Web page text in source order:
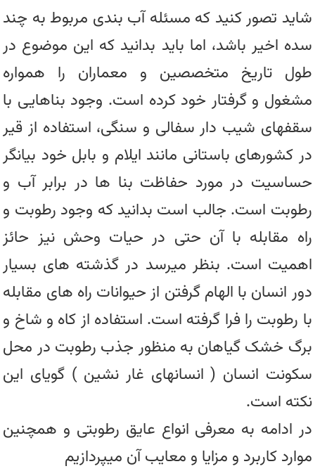
شاید تصور کنید که مسئله آب بندی مربوط به چند
سده اخیر باشد، اما باید بدانید که این موضوع در
طول تاریخ متخصصین و معماران را همواره
مشغول و گرفتار خود کرده است. وجود بناهایی با
سقفهای شیب دار سفالی و سنگی، استفاده از قیر
در کشورهای باستانی مانند ایلام و بابل خود بیانگر
حساسیت در مورد حفاظت بنا ها در برابر آب و
رطوبت است. جالب است بدانید که وجود رطوبت و
راه مقابله با آن حتی در حیات وحش نیز حائز
اهمیت است. بنظر میرسد در گذشته های بسیار
دور انسان با الهام گرفتن از حیوانات راه های مقابله
با رطوبت را فرا گرفته است. استفاده از کاه و شاخ و
برگ خشک گیاهان به منظور جذب رطوبت در محل
سکونت انسان ( انسانهای غار نشین ) گویای این
نکته است.
در ادامه به معرفی انواع عایق رطوبتی و همچنین
موارد کاربرد و مزایا و معایب آن میپردازیم